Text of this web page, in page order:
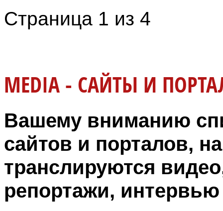
Страница 1 из 4
MEDIA - САЙТЫ И
Вашему вниманию
сайтов и порталов,
транслируются
репортажи, интервью